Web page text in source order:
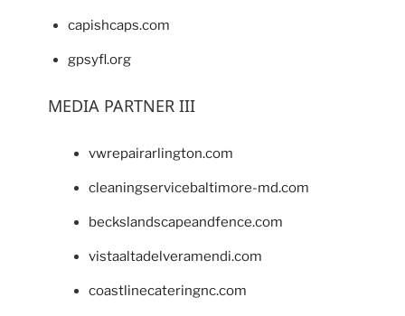
capishcaps.com
gpsyfl.org
MEDIA PARTNER III
vwrepairarlington.com
cleaningservicebaltimore-md.com
beckslandscapeandfence.com
vistaaltadelveramendi.com
coastlinecateringnc.com